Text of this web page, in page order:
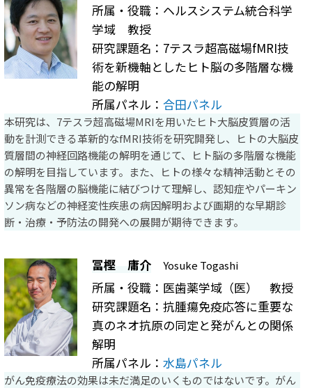
所属・役職：ヘルスシステム統合科学
学域 教授
研究課題名：7テスラ超高磁場fMRI技
術を新機軸としたヒト脳の多階層な機
能の解明
所属パネル： 合田パネル
本研究は、7テスラ超高磁場MRIを用いたヒト大脳皮質層の活
動を計測できる革新的なfMRI技術を研究開発し、ヒトの大脳皮
質層間の神経回路機能の解明を通じて、ヒト脳の多階層な機能
の解明を目指しています。また、ヒトの様々な精神活動とその
異常を各階層の脳機能に結びつけて理解し、認知症やパーキン
ソン病などの神経変性疾患の病因解明および画期的な早期診
断・治療・予防法の開発への展開が期待できます。
冨樫 庸介 Yosuke Togashi
所属・役職：医歯薬学域（医） 教授
研究課題名：抗腫瘍免疫応答に重要な
真のネオ抗原の同定と発がんとの関係
解明
所属パネル： 水島パネル
がん免疫療法の効果は未だ満足のいくものではないです。がん